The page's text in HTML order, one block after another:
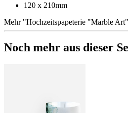
120 x 210mm
Mehr"Hochzeitspapeterie "Marble Art"
Noch mehr aus dieser